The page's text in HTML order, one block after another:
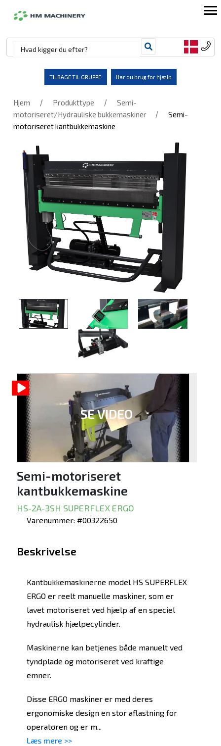
TILBAGE TIL GRUPPE Har du brug for hjælp
Hjem / Produkttype /
Semi-
motoriseret/Hydrauliske bukkemaskiner
/
Semi-
motoriseret kantbukkemaskine
SE VIDEO
Semi-motoriseret
kantbukkemaskine
HS-2A-3SH SUPERFLEX ERGO
Varenummer: #00322650
Beskrivelse
Kantbukkemaskinerne model HS SUPERFLEX
ERGO er reelt manuelle maskiner, som er
lavet motoriseret ved hjælp af en speciel
hydraulisk hjælpecylinder.
Maskinerne kan betjenes både manuelt ved
tyndplade og motoriseret ved kraftige
emner.
Disse ERGO maskiner er med deres
ergonomiske design en stor aflastning for
operatøren og er m...
Læs mere >>